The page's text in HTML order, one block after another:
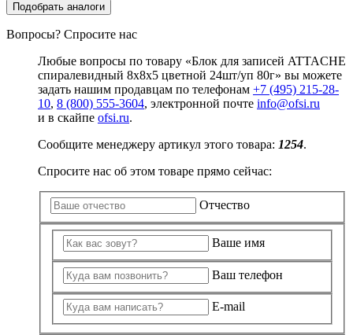
Подобрать аналоги
Вопросы? Спросите нас
Любые вопросы по товару «Блок для записей ATTACHE
спиралевидный 8х8х5 цветной 24шт/уп 80г» вы можете
задать нашим продавцам по телефонам +7 (495) 215-28-
10, 8 (800) 555-3604, электронной почте info@ofsi.ru
и в скайпе ofsi.ru.
Сообщите менеджеру артикул этого товара: 1254.
Спросите нас об этом товаре прямо сейчас:
Отчество
Ваше имя
Ваш телефон
E-mail